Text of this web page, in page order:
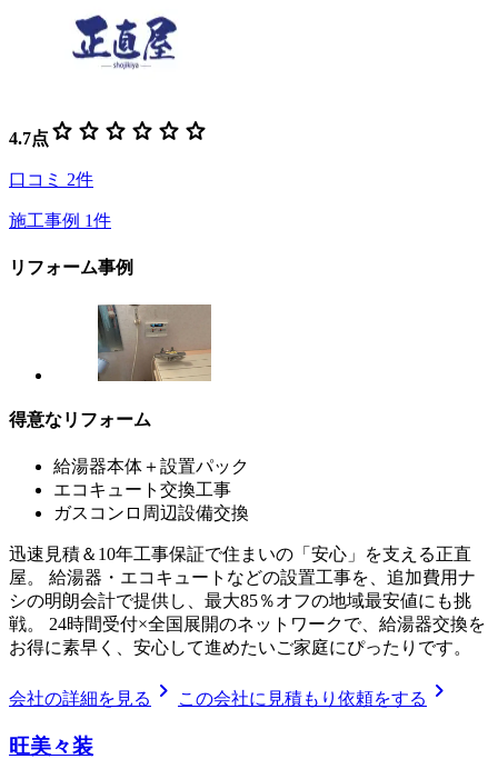
4.7点 star star star star star star
口コミ 2件
施工事例 1件
リフォーム事例
得意なリフォーム
給湯器本体＋設置パック
エコキュート交換工事
ガスコンロ周辺設備交換
迅速見積＆10年工事保証で住まいの「安心」を支える正直
屋。 給湯器・エコキュートなどの設置工事を、追加費用ナ
シの明朗会計で提供し、最大85％オフの地域最安値にも挑
戦。 24時間受付×全国展開のネットワークで、給湯器交換を
お得に素早く、安心して進めたいご家庭にぴったりです。
会社の詳細を見る chevron_right この会社に見積もり依頼をする chevron_right
旺美々装